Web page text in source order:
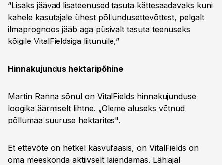
“Lisaks jäävad lisateenused tasuta kättesaadavaks kuni
kahele kasutajale ühest põllundusettevõttest, pelgalt
ilmaprognoos jääb aga püsivalt tasuta teenuseks
kõigile VitalFieldsiga liitunuile,”
Hinnakujundus hektaripõhine
Martin Ranna sõnul on VitalFields hinnakujunduse
loogika äärmiselt lihtne. „Oleme aluseks võtnud
põllumaa suuruse hektarites".
Et ettevõte on hetkel kasvufaasis, on VitalFields on
oma meeskonda aktiivselt laiendamas. Lähiajal